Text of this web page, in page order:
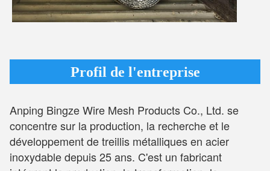
Profil de l'entreprise
Anping Bingze Wire Mesh Products Co., Ltd. se
concentre sur la production, la recherche et le
développement de treillis métalliques en acier
inoxydable depuis 25 ans. C'est un fabricant